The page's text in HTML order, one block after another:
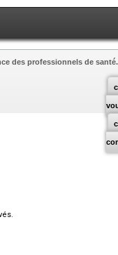
des professionnels de santé.